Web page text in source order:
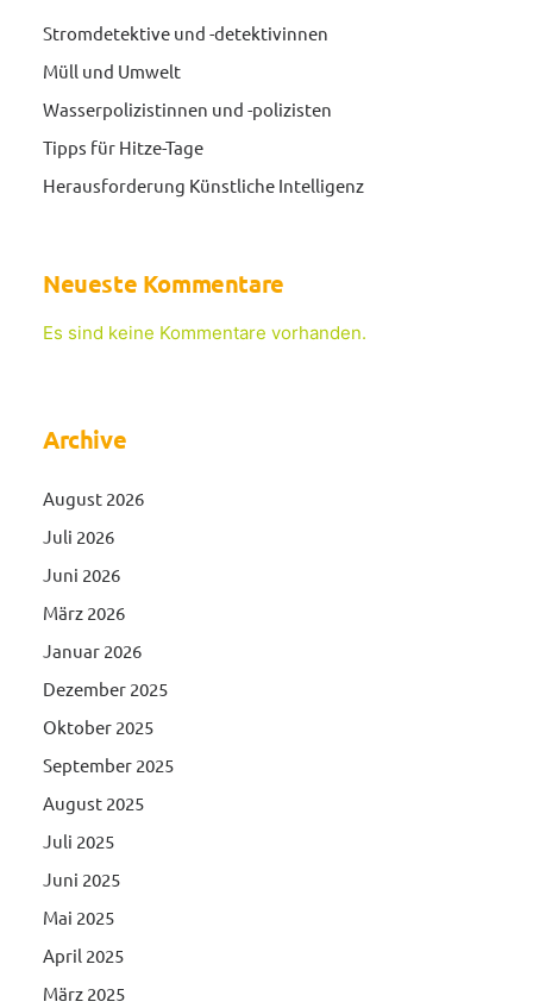
Stromdetektive und -detektivinnen
Müll und Umwelt
Wasserpolizistinnen und -polizisten
Tipps für Hitze-Tage
Herausforderung Künstliche Intelligenz
Neueste Kommentare
Es sind keine Kommentare vorhanden.
Archive
August 2026
Juli 2026
Juni 2026
März 2026
Januar 2026
Dezember 2025
Oktober 2025
September 2025
August 2025
Juli 2025
Juni 2025
Mai 2025
April 2025
März 2025